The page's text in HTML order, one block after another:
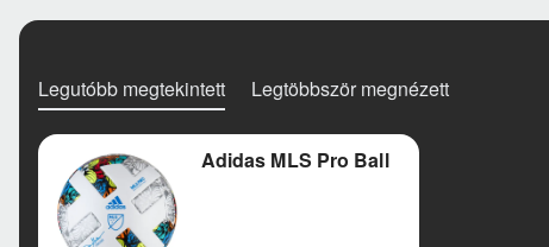
Legutóbb megtekintett Legtöbbször megnézett
Adidas MLS Pro Ball